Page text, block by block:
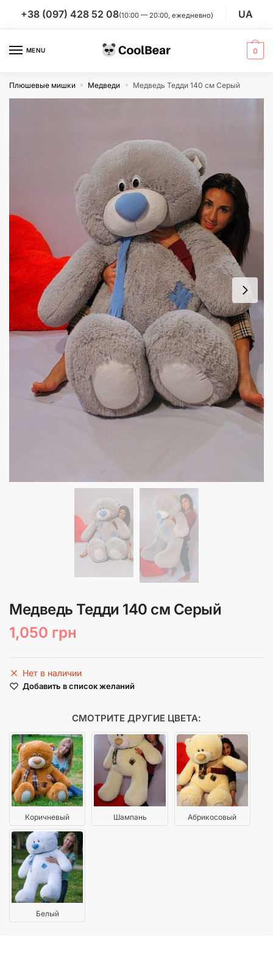
+38 (097) 428 52 08(10:00 — 20:00, ежедневно) UA
MENU 0
Плюшевые мишки » Медведи » Медведь Тедди 140 см Серый
Медведь Тедди 140 см Серый
1,050 грн
Нет в наличии
Добавить в список желаний
СМОТРИТЕ ДРУГИЕ ЦВЕТА:
Коричневый Шампань Абрикосовый
Белый